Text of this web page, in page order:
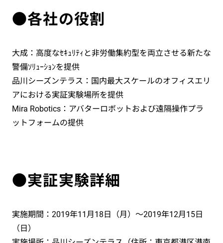
●各社の役割
大成：高度なｾｷｭﾘﾃｨと非労働集約型を両立させる新たな
警備ｿﾘｭｰｼｮﾝを提供
品川シーズンテラス：国内最大スケールのオフィスエリ
アにおける実証実験場所を提供
Mira Robotics：アバターロボットおよび遠隔操作プラ
ットフォームの提供
●実証実験詳細
実施期間：2019年11月18日（月）～2019年12月15日
（日）